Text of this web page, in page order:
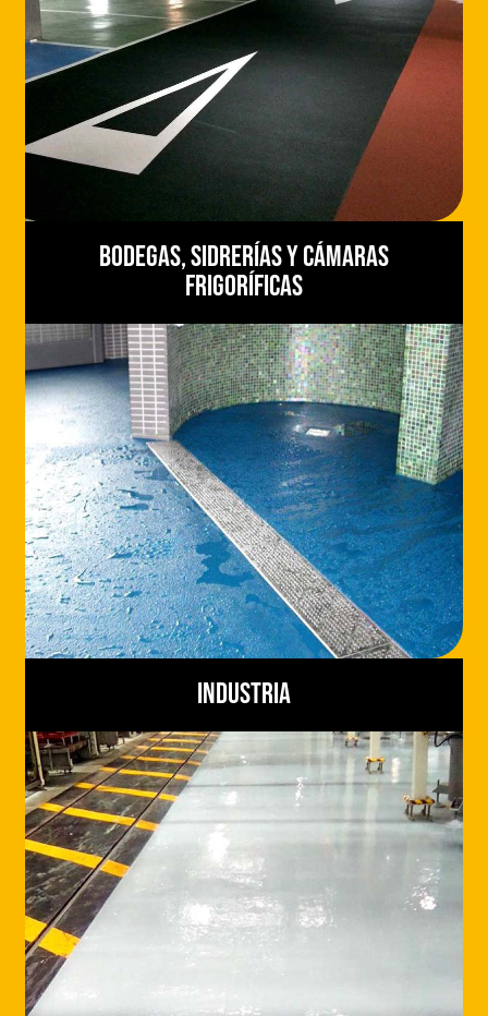
Bodegas, sidrerías y cámaras
frigoríficas
Industria